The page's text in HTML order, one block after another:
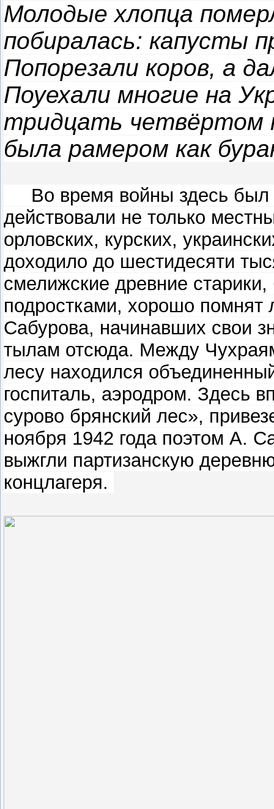
Молодые хлопца
побиралась: капусты
Попорезали коров, а
Поуехали многие на
тридцать четвёртом
была рамером как
Во время войны здесь был
действовали не только
орловских, курских,
доходило до шестидесяти
смелижские древние
подростками, хорошо помнят
Сабурова, начинавших свои
тылам отсюда. Между
лесу находился
госпиталь, аэродром. Здесь
сурово брянский лес»,
ноября 1942 года поэтом А.
выжгли партизанскую
концлагеря.